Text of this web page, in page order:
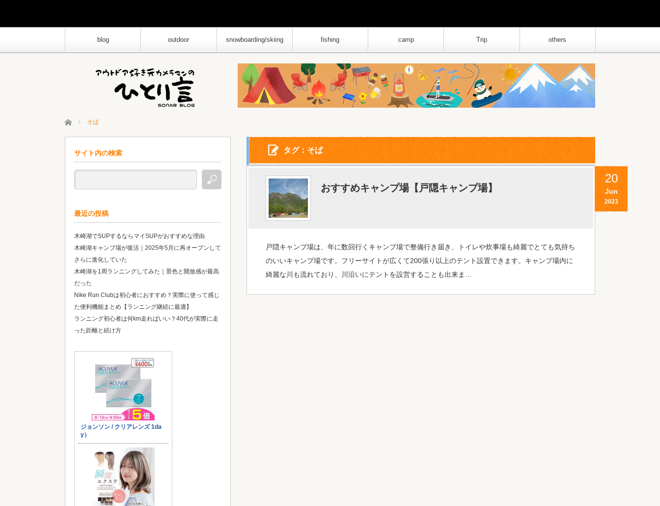
blog outdoor snowboarding/skiing fishing camp Trip others
ホーム そば
タグ：そば
20
Jun
2023
おすすめキャンプ場【戸隠キャンプ場】
戸隠キャンプ場は、年に数回行くキャンプ場で整備行き届き、トイレや炊事場も綺麗でとても気持ち
のいいキャンプ場です。フリーサイトが広くて200張り以上のテント設置できます。キャンプ場内に
綺麗な川も流れており、川沿いにテントを設営することも出来ま…
サイト内の検索
最近の投稿
木崎湖でSUPするならマイSUPがおすすめな理由
木崎湖キャンプ場が復活｜2025年5月に再オープンして
さらに進化していた
木崎湖を1周ランニングしてみた｜景色と開放感が最高
だった
Nike Run Clubは初心者におすすめ？実際に使って感じ
た便利機能まとめ【ランニング継続に最適】
ランニング初心者は何km走ればいい？40代が実際に走
った距離と続け方